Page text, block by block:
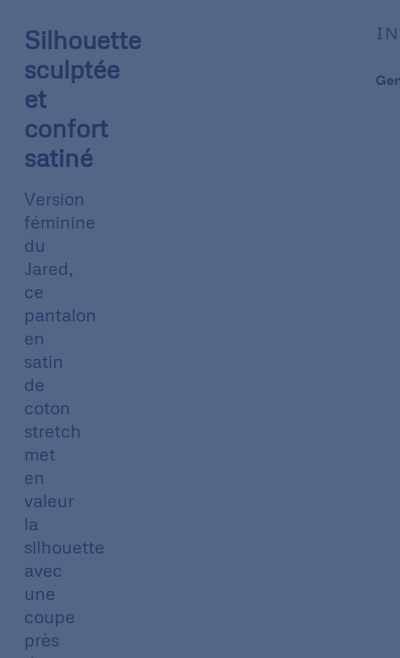
Silhouette
sculptée
et
confort
satiné
Version
féminine
du
Jared,
ce
pantalon
en
satin
de
coton
stretch
met
en
valeur
la
silhouette
avec
une
coupe
près